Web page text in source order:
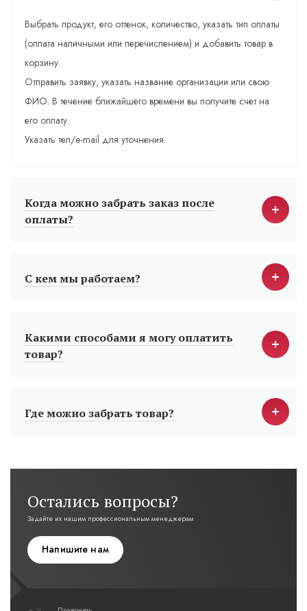
Выбрать продукт, его оттенок, количество, указать тип оплаты
(оплата наличными или перечислением) и добавить товар в
корзину.
Отправить заявку, указать название организации или свою
ФИО. В течение ближайшего времени вы получите счет на
его оплату.
Указать тел/e-mail для уточнения.
Когда можно забрать заказ после
оплаты?
С кем мы работаем?
Какими способами я могу оплатить
товар?
Где можно забрать товар?
Остались вопросы?
Задайте их нашим профессиональным менеджерам
Напишите нам